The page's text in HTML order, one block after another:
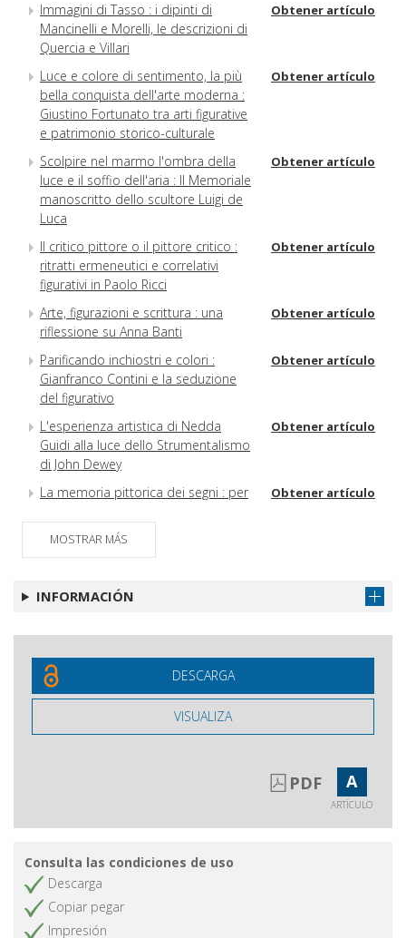
Immagini di Tasso : i dipinti di
Mancinelli e Morelli, le descrizioni di
Quercia e Villari
Obtener artículo
Luce e colore di sentimento, la più
bella conquista dell'arte moderna :
Giustino Fortunato tra arti figurative
e patrimonio storico-culturale
Obtener artículo
Scolpire nel marmo l'ombra della
luce e il soffio dell'aria : Il Memoriale
manoscritto dello scultore Luigi de
Luca
Obtener artículo
Il critico pittore o il pittore critico :
ritratti ermeneutici e correlativi
figurativi in Paolo Ricci
Obtener artículo
Arte, figurazioni e scrittura : una
riflessione su Anna Banti
Obtener artículo
Parificando inchiostri e colori :
Gianfranco Contini e la seduzione
del figurativo
Obtener artículo
L'esperienza artistica di Nedda
Guidi alla luce dello Strumentalismo
di John Dewey
Obtener artículo
La memoria pittorica dei segni : per
Obtener artículo
Lo sguardo inesorabile della
Medusa : Benvenuto Cellini e Italo
Il Barocco moderno di Ezio
Obtener artículo
MOSTRAR MÁS
INFORMACIÓN
DESCARGA
VISUALIZA
PDF A
ARTÍCULO
Consulta las condiciones de uso
Descarga
Copiar pegar
Impresión